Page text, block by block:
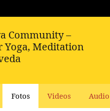
Fotos Videos Audio